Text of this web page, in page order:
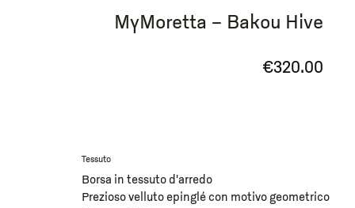
MyMoretta – Bakou Hive
€320.00
Tessuto
Borsa in tessuto d’arredo
Prezioso velluto epinglé con motivo geometrico